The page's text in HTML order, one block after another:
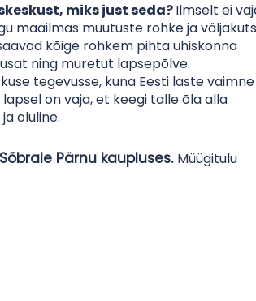
miks just seda?Ilmselt ei
maailmas muutuste rohke ja
kõige rohkem pihta ühiskonna
ning muretut lapsepõlve.
tegevusse, kuna Eesti laste vaimne
on vaja, et keegi talle õla alla
oluline.
Pärnu kaupluses. Müügitulu